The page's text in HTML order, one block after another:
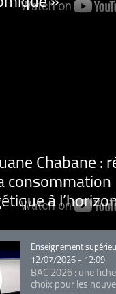
Chabane :
consommation
à
Catégorie
Enseignement
12/07/2026 - 12:09
BAC 2026 : une
choix pour les